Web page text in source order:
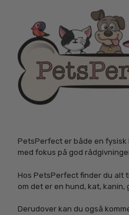
PetsPerfect er både en fysisk
med fokus på god
Hos PetsPerfect finder du alt
om det er en hund, kat, kanin,
Derudover kan du også